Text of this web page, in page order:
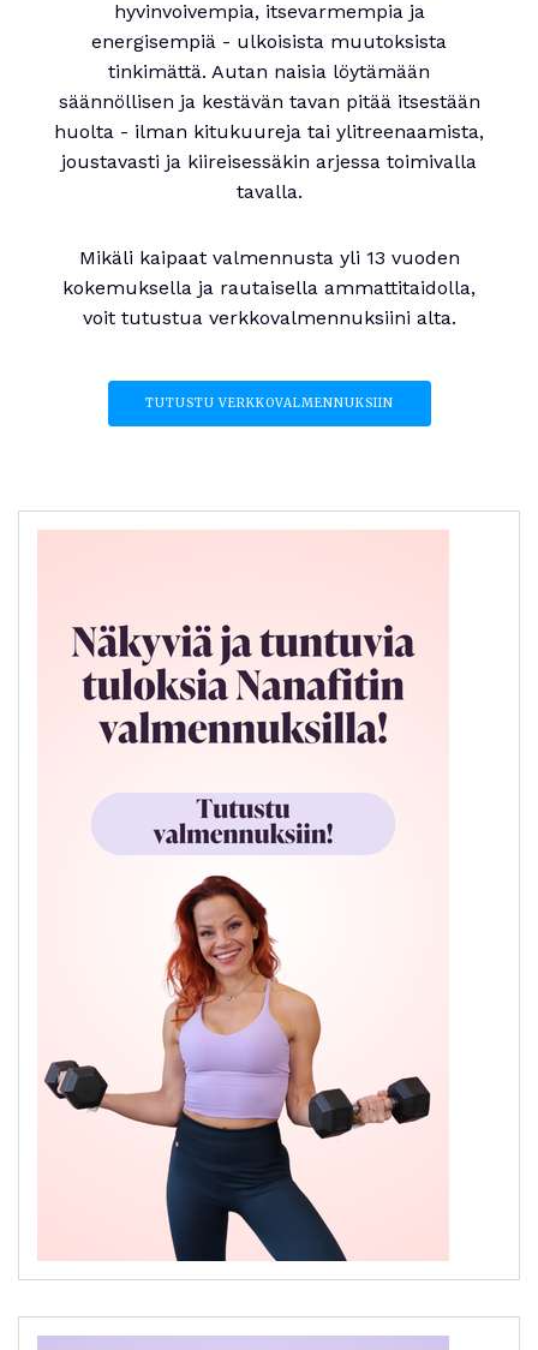
hyvinvoivempia, itsevarmempia ja
energisempiä - ulkoisista muutoksista
tinkimättä. Autan naisia löytämään
säännöllisen ja kestävän tavan pitää itsestään
huolta - ilman kitukuureja tai ylitreenaamista,
joustavasti ja kiireisessäkin arjessa toimivalla
tavalla.
Mikäli kaipaat valmennusta yli 13 vuoden
kokemuksella ja rautaisella ammattitaidolla,
voit tutustua verkkovalmennuksiini alta.
TUTUSTU VERKKOVALMENNUKSIIN